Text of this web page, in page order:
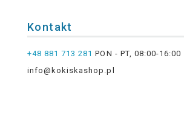
Kontakt
+48 881 713 281 PON - PT, 08:00-16:00
info@kokiskashop.pl